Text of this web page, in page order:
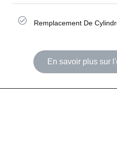
Remplacement De
En savoir plus sur